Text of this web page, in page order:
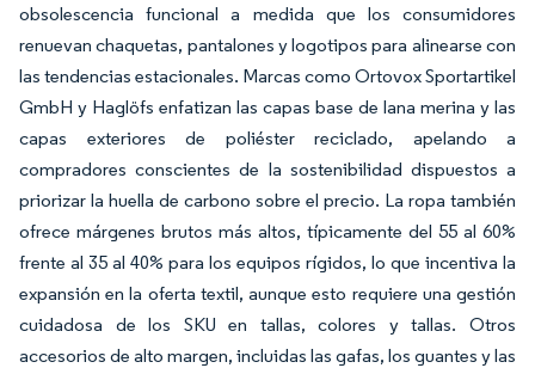
obsolescencia funcional a medida que los consumidores
renuevan chaquetas, pantalones y logotipos para alinearse con
las tendencias estacionales. Marcas como Ortovox Sportartikel
GmbH y Haglöfs enfatizan las capas base de lana merina y las
capas exteriores de poliéster reciclado, apelando a
compradores conscientes de la sostenibilidad dispuestos a
priorizar la huella de carbono sobre el precio. La ropa también
ofrece márgenes brutos más altos, típicamente del 55 al 60%
frente al 35 al 40% para los equipos rígidos, lo que incentiva la
expansión en la oferta textil, aunque esto requiere una gestión
cuidadosa de los SKU en tallas, colores y tallas. Otros
accesorios de alto margen, incluidas las gafas, los guantes y las